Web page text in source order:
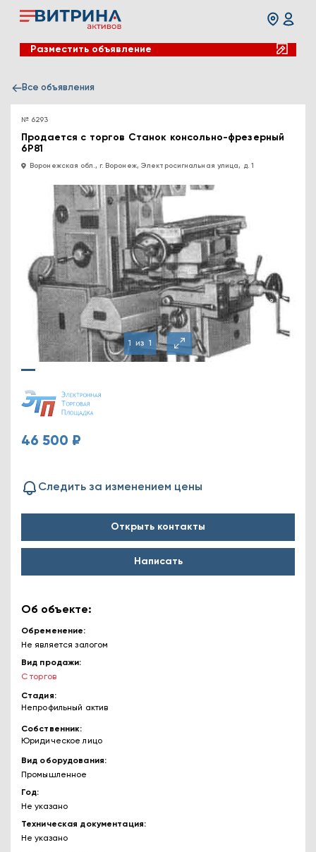
Разместить объявление
Все объявления
№ 6293
Продается с торгов Станок консольно-фрезерный
6Р81
Воронежская обл., г. Воронеж, Электросигнальная улица, д. 1
1 из1
46 500 ₽
Следить за изменением цены
Открыть контакты
Написать
Об объекте:
Обременение
Не является залогом
Вид продажи
С торгов
Стадия
Непрофильный актив
Собственник
Юридическое лицо
Вид оборудования
Промышленное
Год
Не указано
Техническая документация
Не указано